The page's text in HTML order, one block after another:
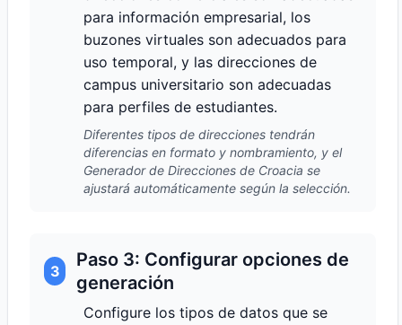
para información empresarial, los
buzones virtuales son adecuados para
uso temporal, y las direcciones de
campus universitario son adecuadas
para perfiles de estudiantes.
Diferentes tipos de direcciones tendrán
diferencias en formato y nombramiento, y el
Generador de Direcciones de Croacia se
ajustará automáticamente según la selección.
3
Paso 3: Configurar opciones de
generación
Configure los tipos de datos que se